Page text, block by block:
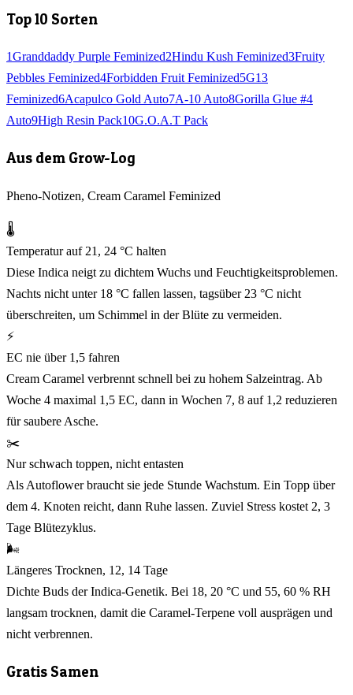
Top 10 Sorten
1Granddaddy Purple Feminized2Hindu Kush Feminized3Fruity
Pebbles Feminized4Forbidden Fruit Feminized5G13
Feminized6Acapulco Gold Auto7A-10 Auto8Gorilla Glue #4
Auto9High Resin Pack10G.O.A.T Pack
Aus dem Grow-Log
Pheno-Notizen, Cream Caramel Feminized
🌡️
Temperatur auf 21, 24 °C halten
Diese Indica neigt zu dichtem Wuchs und Feuchtigkeitsproblemen.
Nachts nicht unter 18 °C fallen lassen, tagsüber 23 °C nicht
überschreiten, um Schimmel in der Blüte zu vermeiden.
⚡
EC nie über 1,5 fahren
Cream Caramel verbrennt schnell bei zu hohem Salzeintrag. Ab
Woche 4 maximal 1,5 EC, dann in Wochen 7, 8 auf 1,2 reduzieren
für saubere Asche.
✂️
Nur schwach toppen, nicht entasten
Als Autoflower braucht sie jede Stunde Wachstum. Ein Topp über
dem 4. Knoten reicht, dann Ruhe lassen. Zuviel Stress kostet 2, 3
Tage Blütezyklus.
🌬️
Längeres Trocknen, 12, 14 Tage
Dichte Buds der Indica-Genetik. Bei 18, 20 °C und 55, 60 % RH
langsam trocknen, damit die Caramel-Terpene voll ausprägen und
nicht verbrennen.
Gratis Samen